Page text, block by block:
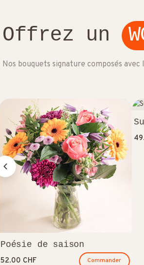
Offrez un
Nos bouquets signature composés
Poésie de saison
52.00 CHF Commander